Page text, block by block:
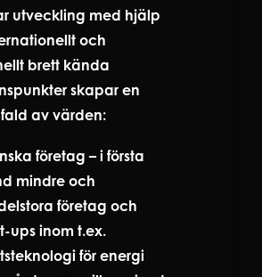
utveckling med hjälp
och
brett kända
skapar en
av värden:
företag – i första
mindre och
företag och
ups inom t.ex.
för energi